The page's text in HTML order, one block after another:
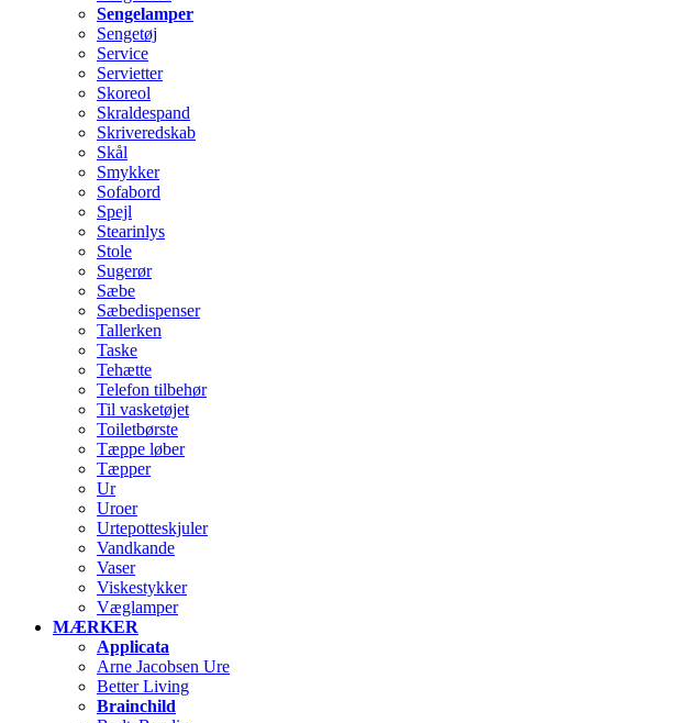
Sengelamper
Sengetøj
Service
Servietter
Skoreol
Skraldespand
Skriveredskab
Skål
Smykker
Sofabord
Spejl
Stearinlys
Stole
Sugerør
Sæbe
Sæbedispenser
Tallerken
Taske
Tehætte
Telefon tilbehør
Til vasketøjet
Toiletbørste
Tæppe løber
Tæpper
Ur
Uroer
Urtepotteskjuler
Vandkande
Vaser
Viskestykker
Væglamper
MÆRKER
Applicata
Arne Jacobsen Ure
Better Living
Brainchild